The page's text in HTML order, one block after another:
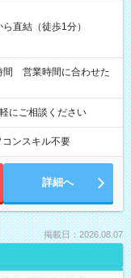
直結（徒歩1分）
にご相談ください
コンスキル不要
詳細へ
掲載日：2026.08.07